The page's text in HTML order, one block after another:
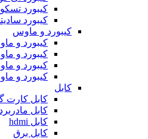
کیبورد تسکو
کیبورد
کیبورد و ماوس
کیبورد و
کیبورد و
کیبورد و
کیبورد و
کابل
کابل کارت
کابل مادربرد
کابل hdmi
کابل برق